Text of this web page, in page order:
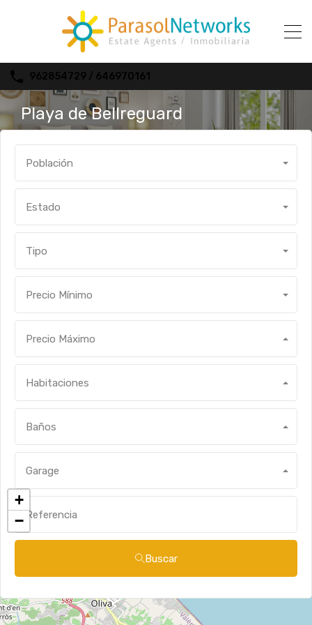
962854729 / 646970161
Playa de Bellreguard
Población
Estado
Tipo
Precio Mínimo
Precio Máximo
Habitaciones
Baños
Garage
Buscar
+
−